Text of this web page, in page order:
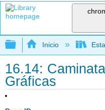
Expandir/
Inicio
16.14:
Gráficas